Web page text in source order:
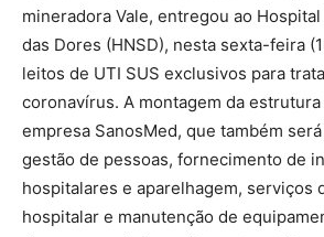
mineradora Vale, entregou ao
das Dores (HNSD), nesta sexta-feira
leitos de UTI SUS exclusivos para
coronavírus. A montagem da
empresa SanosMed, que também
gestão de pessoas, fornecimento de
hospitalares e aparelhagem, serviços
hospitalar e manutenção de